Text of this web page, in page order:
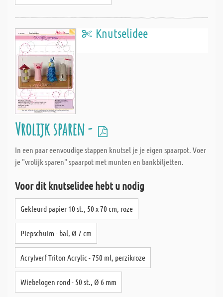
Knutselidee
Vrolijk sparen -
In een paar eenvoudige stappen knutsel je je eigen spaarpot. Voer
je "vrolijk sparen" spaarpot met munten en bankbiljetten.
Voor dit knutselidee hebt u nodig
Gekleurd papier 10 st., 50 x 70 cm, roze
Piepschuim - bal, Ø 7 cm
Acrylverf Triton Acrylic - 750 ml, perzikroze
Wiebelogen rond - 50 st., Ø 6 mm